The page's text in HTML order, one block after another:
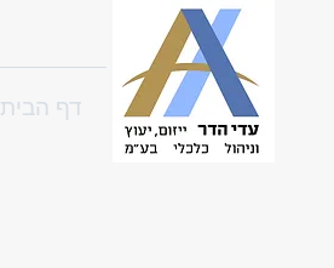
דף הבית